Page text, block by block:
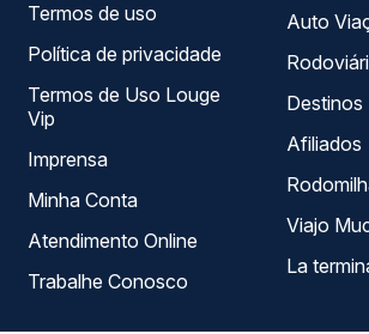
Termos de uso
Política de privacidade
Termos de Uso Louge
Vip
Imprensa
Minha Conta
Atendimento Online
Trabalhe Conosco
Auto
Destinos
Afiliados
Viajo